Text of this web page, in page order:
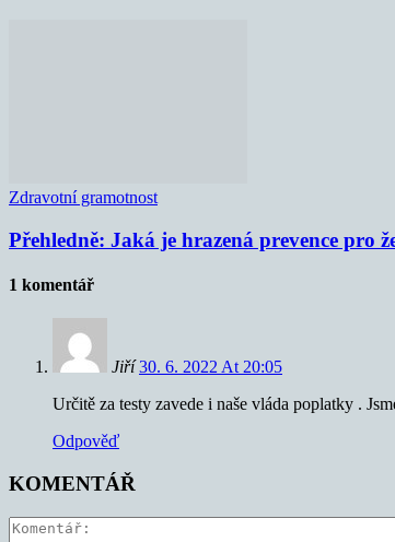
Zdravotní gramotnost
Přehledně: Jaká je hrazená prevence pro
1 komentář
Jiří 30. 6. 2022 At 20:05
Určitě za testy zavede i naše vláda poplatky .
Odpověď
KOMENTÁŘ